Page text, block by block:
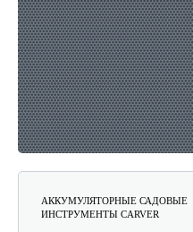
АККУМУЛЯТОРНЫЕ САДОВЫЕ
ИНСТРУМЕНТЫ CARVER